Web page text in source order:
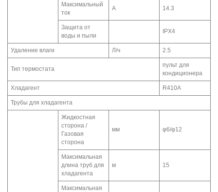
Максимальный
ток
А 14.3
Защита от
воды и пыли
IPX4
Удаление влаги Л/ч 2.5
Тип термостата
пульт для
кондиционера
Хладагент R410A
Трубы для хладагента
Жидкостная
сторона /
Газовая
сторона
мм φ6/φ12
Максимальная
длина труб для
хладагента
м 15
Максимальная